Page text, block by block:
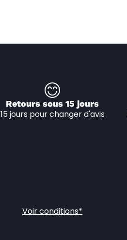
Retours sous 15 jours
15 jours pour changer d'avis
Voir conditions*